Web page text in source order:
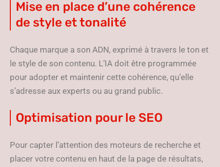
Mise en place d’une cohérence
de style et tonalité
Chaque marque a son ADN, exprimé à travers le ton et
le style de son contenu. L’IA doit être programmée
pour adopter et maintenir cette cohérence, qu’elle
s’adresse aux experts ou au grand public.
Optimisation pour le SEO
Pour capter l’attention des moteurs de recherche et
placer votre contenu en haut de la page de résultats,